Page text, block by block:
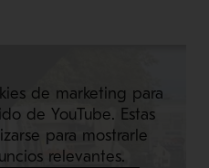
de marketing para
de YouTube. Estas
para mostrarle
relevantes.